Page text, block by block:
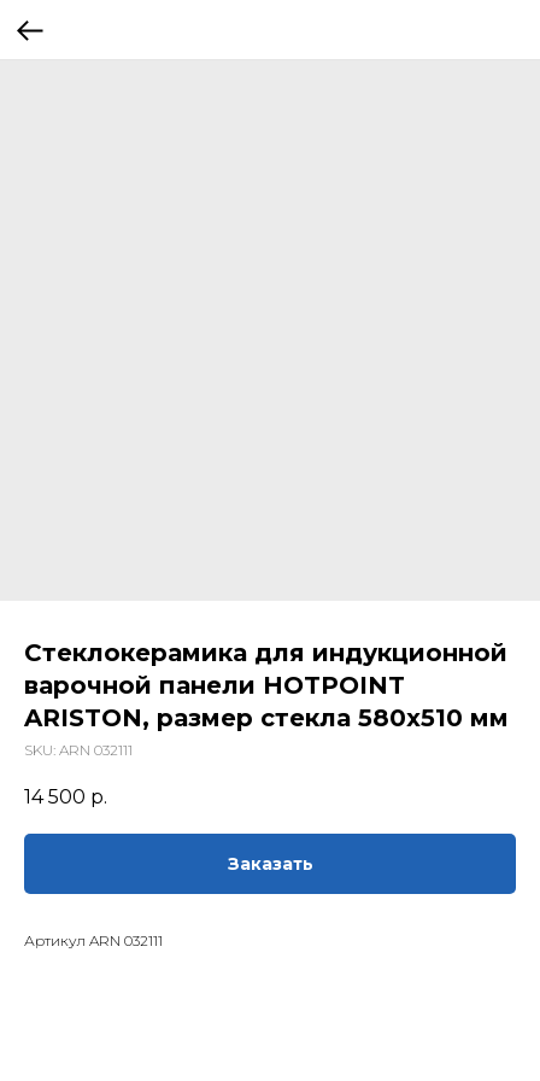
Стеклокерамика для индукционной
варочной панели HOTPOINT
ARISTON, размер стекла 580х510 мм
SKU: ARN 032111
14 500 р.
Заказать
Артикул ARN 032111